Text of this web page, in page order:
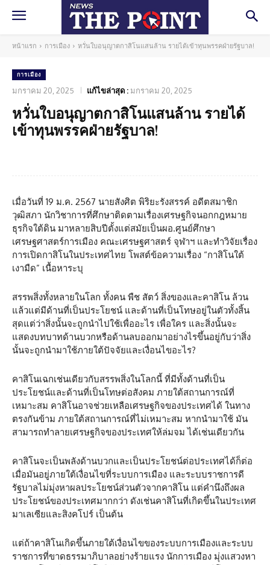
หน้าแรก การเมือง หวั่นใบอนุญาตกาสิโนแสนล้าน รายได้เข้าทุนพรรคฝ่ายรัฐบาล!
การเมือง
มกราคม 20, 2025 แก้ไขล่าสุด : มกราคม 20, 2025
หวั่นใบอนุญาตกาสิโนแสนล้าน รายได้
เข้าทุนพรรคฝ่ายรัฐบาล!
เมื่อวันที่ 19 ม.ค. 2567 นายสังศิต พิริยะรังสรรค์ อดีตสมาชิก
วุฒิสภา นักวิชาการที่ศึกษาติดตามเรื่องเศรษฐกิจนอกกฎหมาย
ธุรกิจใต้ดิน มาหลายสิบปีตั้งแต่สมัยเป็นผอ.ศูนย์ศึกษา
เศรษฐศาสตร์การเมือง คณะเศรษฐศาสตร์ จุฬาฯ และทำวิจัยเรื่อง
การเปิดกาสิโนในประเทศไทย โพสต์ข้อความเรื่อง “กาสิโนใต้
เงามืด” เนื้อหาระบุ
สรรพสิ่งทั้งหลายในโลก ทั้งคน พืช สัตว์ สิ่งของและคาสิโน ล้วน
แล้วแต่มีด้านที่เป็นประโยชน์ และด้านที่เป็นโทษอยู่ในตัวทั้งสิ้น
สุดแต่ว่าสิ่งนั้นจะถูกนำไปใช้เพื่ออะไร เพื่อใคร และสิ่งนั้นจะ
แสดงบทบาทด้านบวกหรือด้านลบออกมาอย่างไรขึ้นอยู่กับว่าสิ่ง
นั้นจะถูกนำมาใช้ภายใต้ปัจจัยและเงื่อนไขอะไร?
คาสิโนเฉกเช่นเดียวกับสรรพสิ่งในโลกนี้ ที่มีทั้งด้านที่เป็น
ประโยชน์และด้านที่เป็นโทษต่อสังคม ภายใต้สถานการณ์ที่
เหมาะสม คาสิโนอาจช่วยเหลือเศรษฐกิจของประเทศได้ ในทาง
ตรงกันข้าม ภายใต้สถานการณ์ที่ไม่เหมาะสม หากนำมาใช้ มัน
สามารถทำลายเศรษฐกิจของประเทศให้ล่มจม ได้เช่นเดียวกัน
คาสิโนจะเป็นพลังด้านบวกและเป็นประโยชน์ต่อประเทศได้ก็ต่อ
เมื่อมันอยู่ภายใต้เงื่อนไขที่ระบบการเมือง และระบบราชการดี
รัฐบาลไม่มุ่งหาผลประโยชน์ส่วนตัวจากคาสิโน แต่คำนึงถึงผล
ประโยชน์ของประเทศมากกว่า ดังเช่นคาสิโนที่เกิดขึ้นในประเทศ
มาเลเซียและสิงคโปร์ เป็นต้น
แต่ถ้าคาสิโนเกิดขึ้นภายใต้เงื่อนไขของระบบการเมืองและระบบ
ราชการที่ขาดธรรมาภิบาลอย่างร้ายแรง นักการเมือง มุ่งแสวงหา